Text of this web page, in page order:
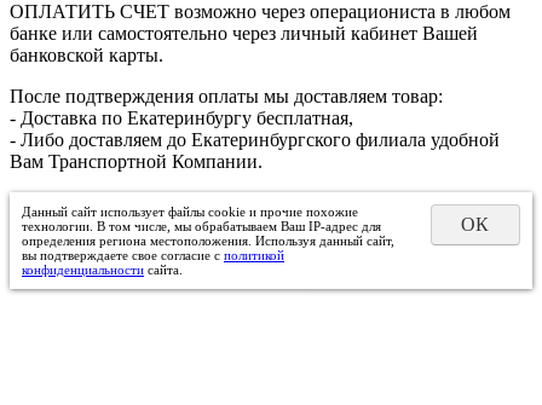
ОПЛАТИТЬ СЧЕТ возможно через операциониста в любом
банке или самостоятельно через личный кабинет Вашей
банковской карты.
После подтверждения оплаты мы доставляем товар:
- Доставка по Екатеринбургу бесплатная,
- Либо доставляем до Екатеринбургского филиала удобной
Вам Транспортной Компании.
Данный сайт использует файлы cookie и прочие похожие
технологии. В том числе, мы обрабатываем Ваш IP-адрес для
определения региона местоположения. Используя данный сайт,
вы подтверждаете свое согласие с политикой
конфиденциальности сайта.
ОК